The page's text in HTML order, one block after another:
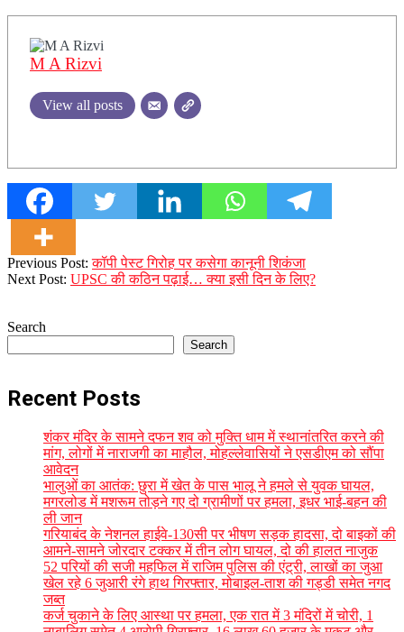
M A Rizvi
View all posts
2026-
05-
Previous Post:कॉपी पेस्ट गिरोह पर कसेगा कानूनी शिकंजा
Next Post: UPSC की कठिन पढ़ाई… क्या इसी दिन के लिए?
Search
Search
Recent Posts
शंकर मंदिर के सामने दफन शव को मुक्ति धाम में स्थानांतरित करने की
मांग, लोगों में नाराजगी का माहौल, मोहल्लेवासियों ने एसडीएम को सौंपा
आवेदन
भालुओं का आतंक: छुरा में खेत के पास भालू ने हमले से युवक घायल,
मगरलोड में मशरूम तोड़ने गए दो ग्रामीणों पर हमला, इधर भाई-बहन की
ली जान
गरियाबंद के नेशनल हाईवे-130सी पर भीषण सड़क हादसा, दो बाइकों की
आमने-सामने जोरदार टक्कर में तीन लोग घायल, दो की हालत नाजुक
52 परियों की सजी महफिल में राजिम पुलिस की एंट्री, लाखों का जुआ
खेल रहे 6 जुआरी रंगे हाथ गिरफ्तार, मोबाइल-ताश की गड्डी समेत नगद
जब्त
कर्ज चुकाने के लिए आस्था पर हमला, एक रात में 3 मंदिरों में चोरी, 1